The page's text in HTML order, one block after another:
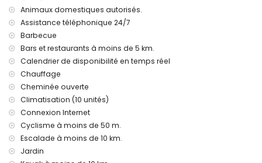
salle de bain en suite avec lavabo simple, douche et
Extérieur de la villa
grand terrain
piscine privée mesurant 8m x 4m et 2m de profondeur
jardin avec arbres et mobilier de jardin avec transats
5 terrasses, dont 1 couverte
barbecue
douche extérieure
5 places de parking privées
Informations supplémentaires
Animaux domestiques autorisés.
Assistance téléphonique 24/7
Barbecue
Bars et restaurants à moins de 5 km.
Calendrier de disponibilité en temps réel
Chauffage
Cheminée ouverte
Climatisation (10 unités)
Connexion Internet
Cyclisme à moins de 50 m.
Escalade à moins de 10 km.
Jardin